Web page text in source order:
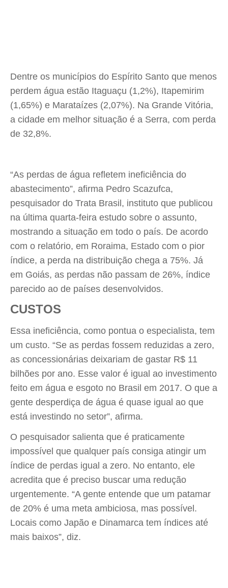
Dentre os municípios do Espírito Santo que menos
perdem água estão Itaguaçu (1,2%), Itapemirim
(1,65%) e Marataízes (2,07%). Na Grande Vitória,
a cidade em melhor situação é a Serra, com perda
de 32,8%.
“As perdas de água refletem ineficiência do
abastecimento”, afirma Pedro Scazufca,
pesquisador do Trata Brasil, instituto que publicou
na última quarta-feira estudo sobre o assunto,
mostrando a situação em todo o país. De acordo
com o relatório, em Roraima, Estado com o pior
índice, a perda na distribuição chega a 75%. Já
em Goiás, as perdas não passam de 26%, índice
parecido ao de países desenvolvidos.
CUSTOS
Essa ineficiência, como pontua o especialista, tem
um custo. “Se as perdas fossem reduzidas a zero,
as concessionárias deixariam de gastar R$ 11
bilhões por ano. Esse valor é igual ao investimento
feito em água e esgoto no Brasil em 2017. O que a
gente desperdiça de água é quase igual ao que
está investindo no setor”, afirma.
O pesquisador salienta que é praticamente
impossível que qualquer país consiga atingir um
índice de perdas igual a zero. No entanto, ele
acredita que é preciso buscar uma redução
urgentemente. “A gente entende que um patamar
de 20% é uma meta ambiciosa, mas possível.
Locais como Japão e Dinamarca tem índices até
mais baixos”, diz.